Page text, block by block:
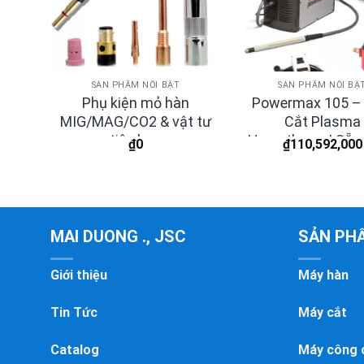
SẢN PHẨM NỔI BẬT
Phụ kiện mỏ hàn
MIG/MAG/CO2 & vật tư
tiêu hao
₫0
SẢN PHẨM NỔI
Powermax 105
Cắt Plasma
Hypertherm | Sẵn
₫110,592,000
MAI DUONG ., JSC
Giới thiệu
Tin Tức
Catalog
SẢN
Máy hàn
Máy cắt
Máy công